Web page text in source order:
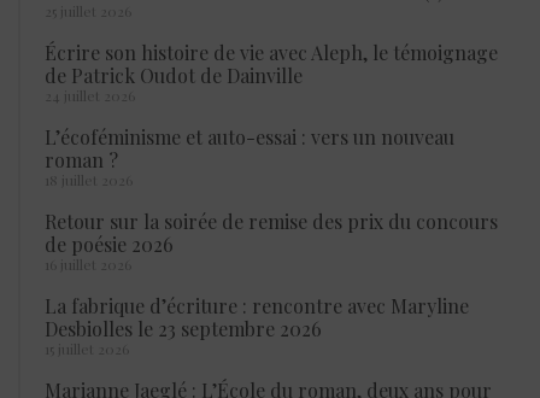
25 juillet 2026
Écrire son histoire de vie avec Aleph, le témoignage
de Patrick Oudot de Dainville
24 juillet 2026
L’écoféminisme et auto-essai : vers un nouveau
roman ?
18 juillet 2026
Retour sur la soirée de remise des prix du concours
de poésie 2026
16 juillet 2026
La fabrique d’écriture : rencontre avec Maryline
Desbiolles le 23 septembre 2026
15 juillet 2026
Marianne Jaeglé : L’École du roman, deux ans pour